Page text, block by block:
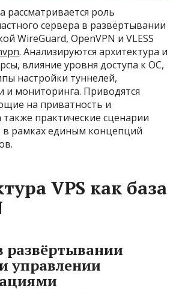
рассматривается роль
сервера в развёртывании
WireGuard, OpenVPN и VLESS
. Анализируются архитектура и
влияние уровня доступа к ОС,
настройки туннелей,
и мониторинга. Приводятся
на приватность и
также практические сценарии
в рамках единым концепций
VPS как база
развёртывании
управлении